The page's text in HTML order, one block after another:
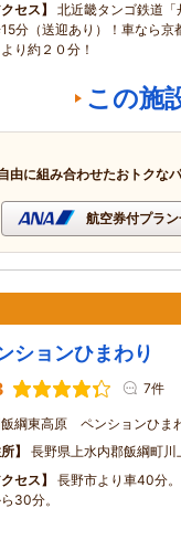
セス
北近畿タンゴ鉄道
分（送迎あり）！車なら京
より約２０分！
この施
由に組み合わせたおトクな
航空券付プラ
ションひまわり
7件
綱東高原 ペンションひま
長野県上水内郡飯綱町川
セス
長野市より車40分
30分。